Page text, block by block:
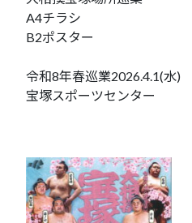
A4チラシ
B2ポスター
令和8年春巡業2026.4.1(水)
宝塚スポーツセンター